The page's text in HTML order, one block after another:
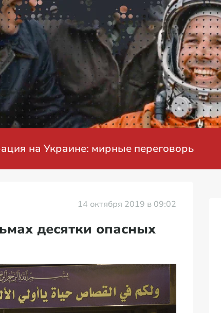
мирные переговоры
14 октября 2019 в 09:02
десятки опасных